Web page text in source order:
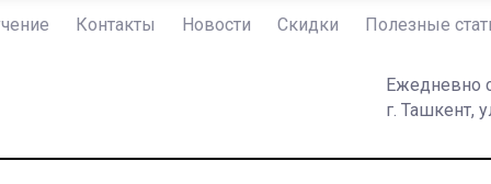
Контакты Новости Скидки Полезные
Ежедневно
г. Ташкент,